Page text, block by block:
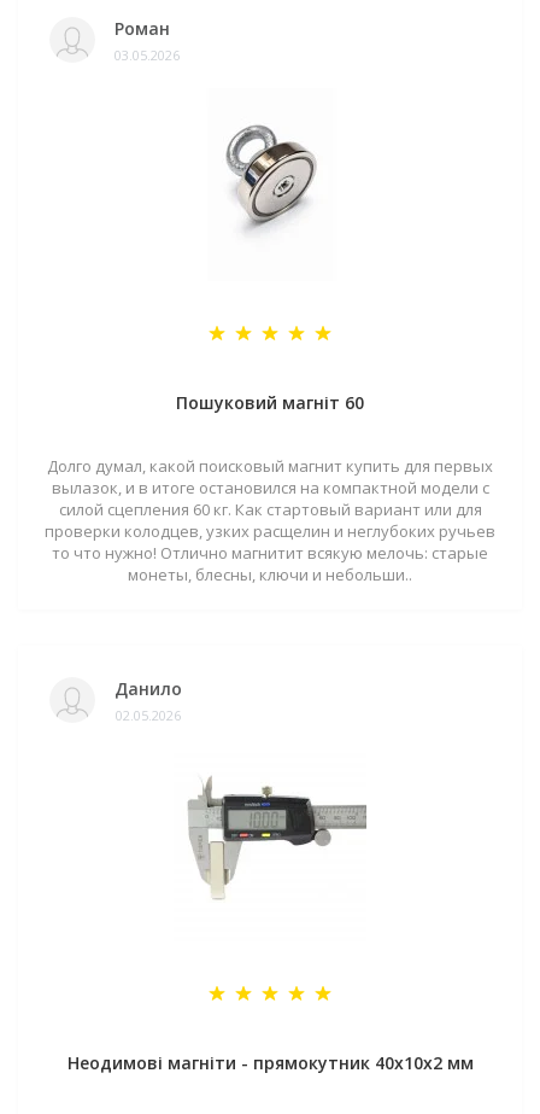
Роман
03.05.2026
Пошуковий магніт 60
Долго думал, какой поисковый магнит купить для первых
вылазок, и в итоге остановился на компактной модели с
силой сцепления 60 кг. Как стартовый вариант или для
проверки колодцев, узких расщелин и неглубоких ручьев
то что нужно! Отлично магнитит всякую мелочь: старые
монеты, блесны, ключи и небольши..
Данило
02.05.2026
Неодимові магніти - прямокутник 40x10x2 мм